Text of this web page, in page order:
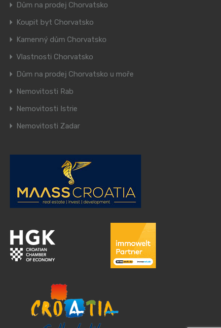
Dům na prodej Chorvatsko
Koupit byt Chorvatsko
Kamenný dům Chorvatsko
Vlastnosti Chorvatsko
Dům na prodej Chorvatsko u moře
Nemovitosti Rab
Nemovitosti Istrie
Nemovitosti Zadar